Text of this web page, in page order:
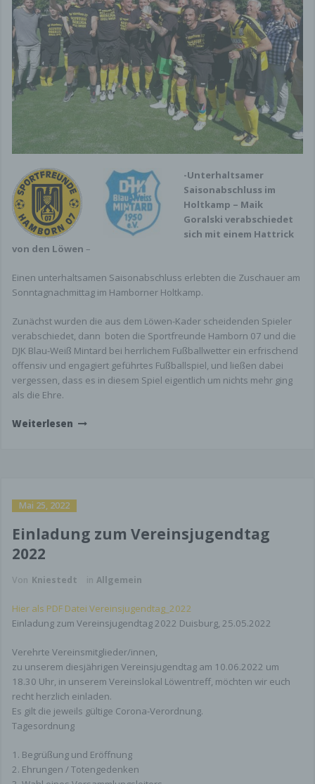
-Unterhaltsamer
Saisonabschluss im
Holtkamp – Maik
Goralski verabschiedet
sich mit einem Hattrick
von den Löwen –
Einen unterhaltsamen Saisonabschluss erlebten die Zuschauer am
Sonntagnachmittag im Hamborner Holtkamp.
Zunächst wurden die aus dem Löwen-Kader scheidenden Spieler
verabschiedet, dann boten die Sportfreunde Hamborn 07 und die
DJK Blau-Weiß Mintard bei herrlichem Fußballwetter ein erfrischend
offensiv und engagiert geführtes Fußballspiel, und ließen dabei
vergessen, dass es in diesem Spiel eigentlich um nichts mehr ging
als die Ehre.
Weiterlesen
Mai 25, 2022
Einladung zum Vereinsjugendtag
2022
Von Kniestedt in Allgemein
Hier als PDF Datei Vereinsjugendtag_2022
Einladung zum Vereinsjugendtag 2022 Duisburg, 25.05.2022
Verehrte Vereinsmitglieder/innen,
zu unserem diesjährigen Vereinsjugendtag am 10.06.2022 um
18.30 Uhr, in unserem Vereinslokal Löwentreff, möchten wir euch
recht herzlich einladen.
Es gilt die jeweils gültige Corona-Verordnung.
Tagesordnung
1. Begrüßung und Eröffnung
2. Ehrungen / Totengedenken